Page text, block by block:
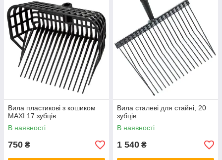
Вила пластикові з кошиком
MAXI 17 зубців
В наявності
750 ₴
Вила сталеві для стайні, 20
зубців
В наявності
1 540 ₴